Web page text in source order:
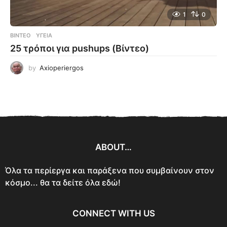
1 0
ΒΊΝΤΕΟ ΥΓΕΊΑ
25 τρόποι για pushups (Βίντεο)
by Axioperiergos
ABOUT…
Όλα τα περίεργα και παράξενα που συμβαίνουν στον
κόσμο... θα τα δείτε όλα εδώ!
CONNECT WITH US